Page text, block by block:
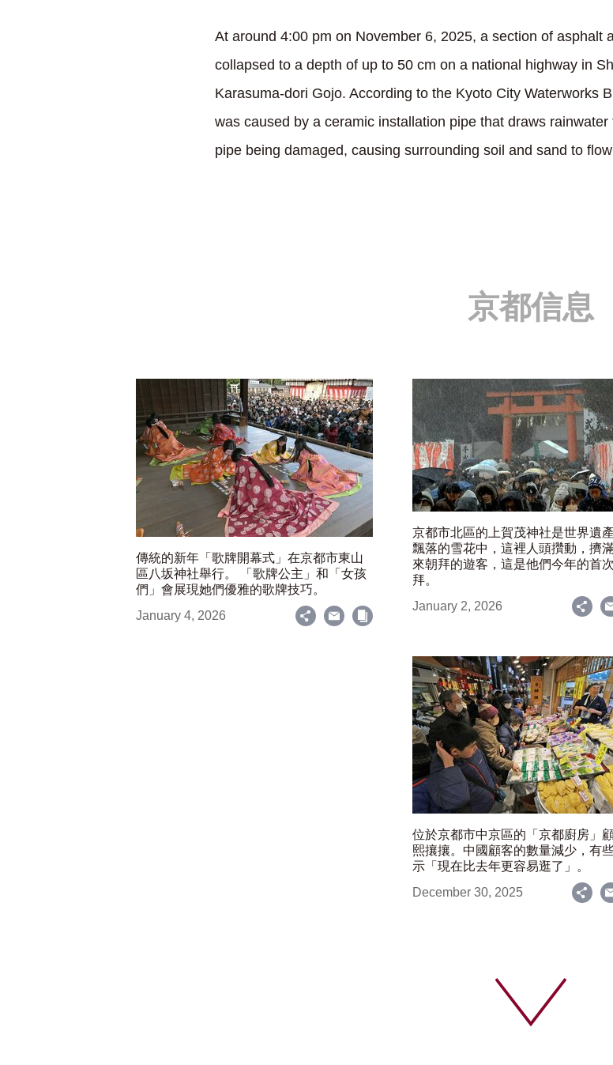
At around 4:00 pm on November 6, 2025, a section of asphalt
collapsed to a depth of up to 50 cm on a national highway in
Karasuma-dori Gojo. According to the Kyoto City Waterworks
was caused by a ceramic installation pipe that draws
pipe being damaged, causing surrounding soil and sand to
京都信息
傳統的新年「歌牌開幕式」在京都市東山
區八坂神社舉行。 「歌牌公主」和「女孩
們」會展現她們優雅的歌牌技巧。
January 4, 2026
京都市北區的上賀茂神社是世界遺
飄落的雪花中，這裡人頭攢動，擠
來朝拜的遊客，這是他們今年的首
拜。
January 2, 2026
位於京都市中京區的「京都廚房」
熙攘攘。中國顧客的數量減少，有
示「現在比去年更容易逛了」。
December 30, 2025